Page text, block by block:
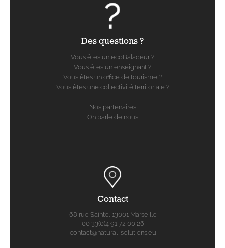
Des questions ?
Vous êtes un ecoBaladeur ?
Vous êtes un enseignant ?
Vous êtes un office de tourisme ?
Vous êtes une collectivité territoriale ?
Nos partenaires
On parle de nous
Contact
68 rue Sainte, 13001 Marseille
00 33(0)4 91 72 00 26
contact@natural-solutions.eu